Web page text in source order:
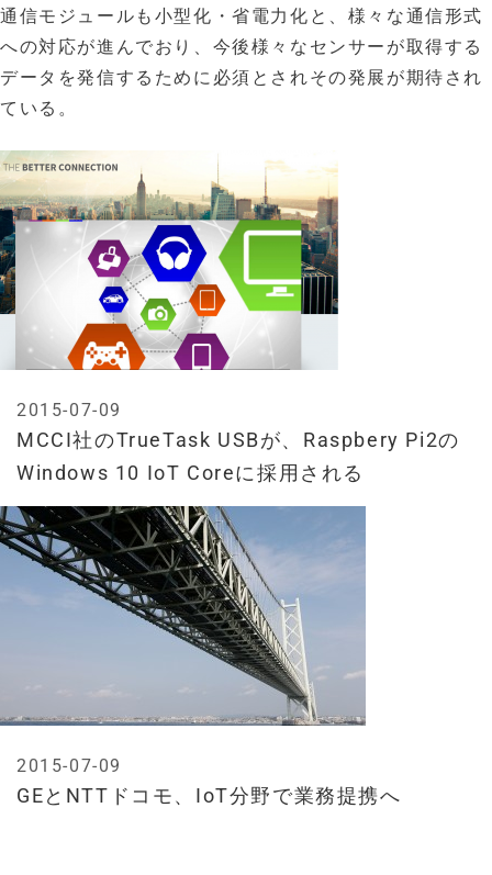
通信モジュールも小型化・省電力化と、様々な通信形式
への対応が進んでおり、今後様々なセンサーが取得する
データを発信するために必須とされその発展が期待され
ている。
MCCI社のTrueTask USBが、Raspbery Pi2の
Windows 10 IoT Coreに採用される
2015-07-09
GEとNTTドコモ、IoT分野で業務提携へ
2015-07-09